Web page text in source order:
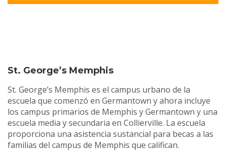
St. George’s Memphis
St. George’s Memphis es el campus urbano de la
escuela que comenzó en Germantown y ahora incluye
los campus primarios de Memphis y Germantown y una
escuela media y secundaria en Collierville. La escuela
proporciona una asistencia sustancial para becas a las
familias del campus de Memphis que califican.